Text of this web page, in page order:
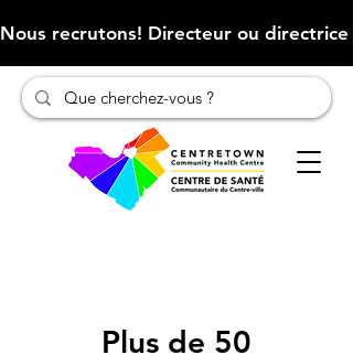
Nous recrutons! Directeur ou
Plus de 50